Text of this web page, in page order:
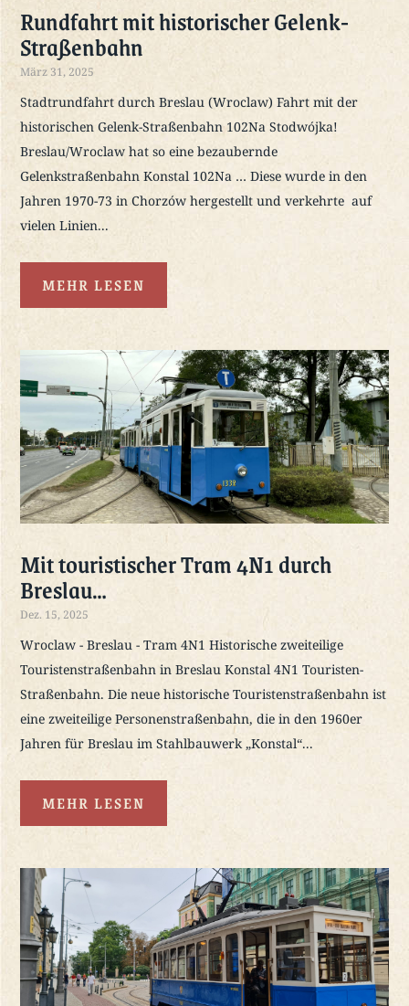
Rundfahrt mit historischer Gelenk-
Straßenbahn
März 31, 2025
Stadtrundfahrt durch Breslau (Wroclaw) Fahrt mit der
historischen Gelenk-Straßenbahn 102Na Stodwójka!
Breslau/Wroclaw hat so eine bezaubernde
Gelenkstraßenbahn Konstal 102Na … Diese wurde in den
Jahren 1970-73 in Chorzów hergestellt und verkehrte auf
vielen Linien...
MEHR LESEN
Mit touristischer Tram 4N1 durch
Breslau…
Dez. 15, 2025
Wroclaw - Breslau - Tram 4N1 Historische zweiteilige
Touristenstraßenbahn in Breslau Konstal 4N1 Touristen-
Straßenbahn. Die neue historische Touristenstraßenbahn ist
eine zweiteilige Personenstraßenbahn, die in den 1960er
Jahren für Breslau im Stahlbauwerk „Konstal“...
MEHR LESEN